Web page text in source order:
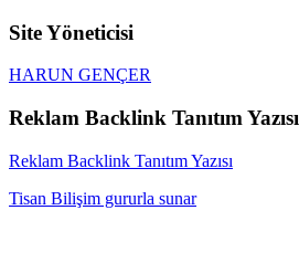
Site Yöneticisi
HARUN GENÇER
Reklam Backlink Tanıtım Yazısı
Reklam Backlink Tanıtım Yazısı
Tisan Bilişim gururla sunar